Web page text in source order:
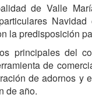
de Valle
la predisposición
principales del
de
de adornos y
de año.